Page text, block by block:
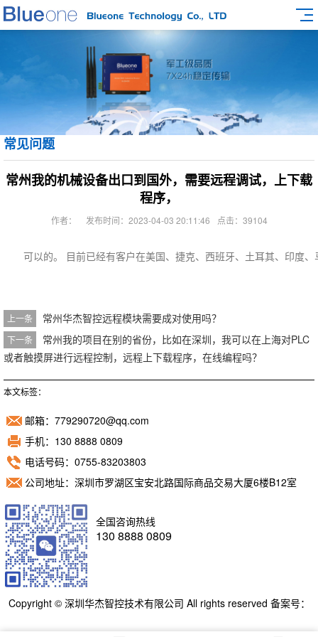
常见问题
常州我的机械设备出口到国外，需要远程调试，上下载
程序，
作者： 发布时间：2023-04-03 20:11:46 点击：39104
可以的。 目前已经有客户在美国、捷克、西班牙、土耳其、印度
上一条 常州华杰智控远程模块需要成对使用吗？
下一条
常州我的项目在别的省份，比如在深圳，我可以在上海对PLC
或者触摸屏进行远程控制，远程上下载程序，在线编程吗？
本文标签：
邮箱：779290720@qq.com
手机：130 8888 0809
电话号码：0755-83203803
公司地址：深圳市罗湖区宝安北路国际商品交易大厦6楼B12室
全国咨询热线
130 8888 0809
Copyright © 深圳华杰智控技术有限公司 All rights reserved 备案号：